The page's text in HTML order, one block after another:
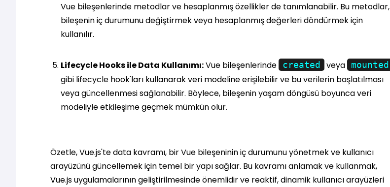
Vue bileşenlerinde metodlar ve hesaplanmış özellikler de tanımlanabilir. Bu metodlar,
bileşenin iç durumunu değiştirmek veya hesaplanmış değerleri döndürmek için
kullanılır.
Lifecycle Hooks ile Data Kullanımı:Vue bileşenlerinde created veya mounted
gibi lifecycle hook'ları kullanarak veri modeline erişilebilir ve bu verilerin başlatılması
veya güncellenmesi sağlanabilir. Böylece, bileşenin yaşam döngüsü boyunca veri
modeliyle etkileşime geçmek mümkün olur.
Özetle, Vue.js'te data kavramı, bir Vue bileşeninin iç durumunu yönetmek ve kullanıcı
arayüzünü güncellemek için temel bir yapı sağlar. Bu kavramı anlamak ve kullanmak,
Vue.js uygulamalarının geliştirilmesinde önemlidir ve reaktif, dinamik kullanıcı arayüzleri